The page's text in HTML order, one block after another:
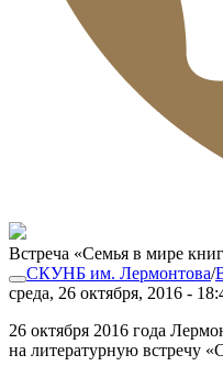
Встреча «Семья в мире
СКУНБ им. Лермонтова/
среда, 26 октября, 2016 -
26 октября 2016 года
на литературную встречу